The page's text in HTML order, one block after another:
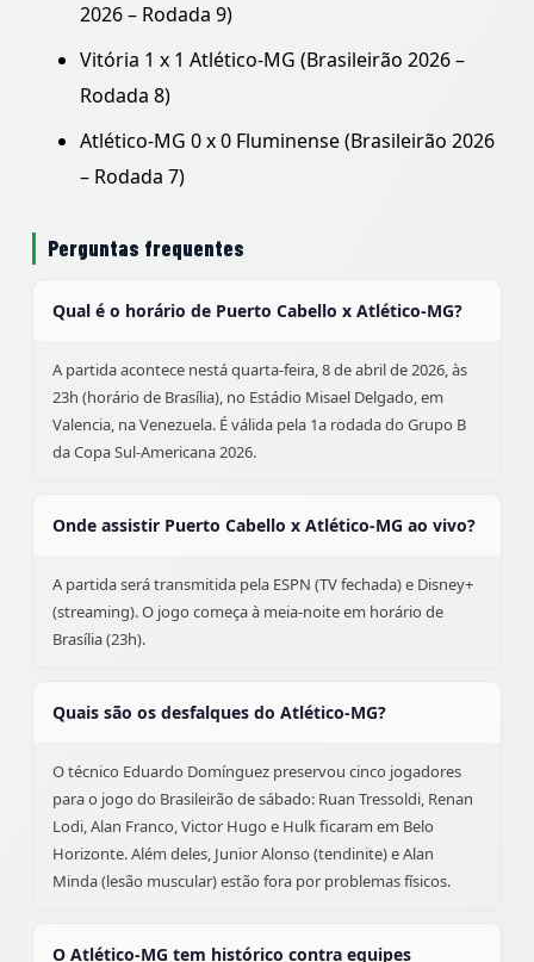
2026 – Rodada 9)
Vitória 1 x 1 Atlético-MG (Brasileirão 2026 –
Rodada 8)
Atlético-MG 0 x 0 Fluminense (Brasileirão 2026
– Rodada 7)
Perguntas frequentes
Qual é o horário de Puerto Cabello x Atlético-MG?
A partida acontece nestá quarta-feira, 8 de abril de 2026, às
23h (horário de Brasília), no Estádio Misael Delgado, em
Valencia, na Venezuela. É válida pela 1a rodada do Grupo B
da Copa Sul-Americana 2026.
Onde assistir Puerto Cabello x Atlético-MG ao vivo?
A partida será transmitida pela ESPN (TV fechada) e Disney+
(streaming). O jogo começa à meia-noite em horário de
Brasília (23h).
Quais são os desfalques do Atlético-MG?
O técnico Eduardo Domínguez preservou cinco jogadores
para o jogo do Brasileirão de sábado: Ruan Tressoldi, Renan
Lodi, Alan Franco, Victor Hugo e Hulk ficaram em Belo
Horizonte. Além deles, Junior Alonso (tendinite) e Alan
Minda (lesão muscular) estão fora por problemas físicos.
O Atlético-MG tem histórico contra equipes